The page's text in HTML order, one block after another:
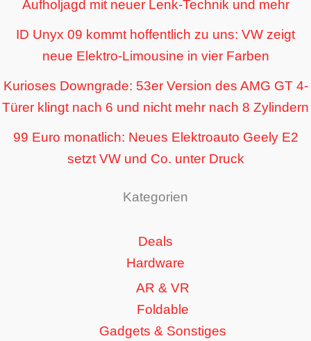
Aufholjagd mit neuer Lenk-Technik und mehr
ID Unyx 09 kommt hoffentlich zu uns: VW zeigt
neue Elektro-Limousine in vier Farben
Kurioses Downgrade: 53er Version des AMG GT 4-
Türer klingt nach 6 und nicht mehr nach 8 Zylindern
99 Euro monatlich: Neues Elektroauto Geely E2
setzt VW und Co. unter Druck
Kategorien
Deals
Hardware
AR & VR
Foldable
Gadgets & Sonstiges